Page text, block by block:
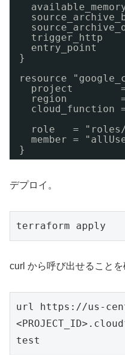
trigger_http
entry_point
}
resource
project
region
cloud_function
role   =
member =
}
デプロイ。
terraform apply
curl から呼び出せることを
url https://us-
test